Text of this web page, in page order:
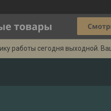
работы сегодня выходной.